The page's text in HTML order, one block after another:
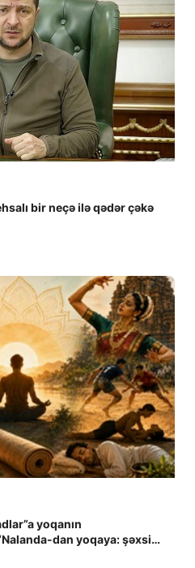
bir neçə ilə qədər çəkə
yoqanın
dan yoqaya: şəxsi